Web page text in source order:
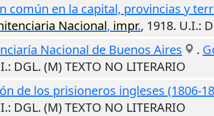
común en la capital, provincias y
Nacional, impr., 1918. U.I.:
Nacional de Buenos Aires
.
: DGL. (M) TEXTO NO LITERARIO
de los prisioneros ingleses (1806-
: DGL. (M) TEXTO NO LITERARIO